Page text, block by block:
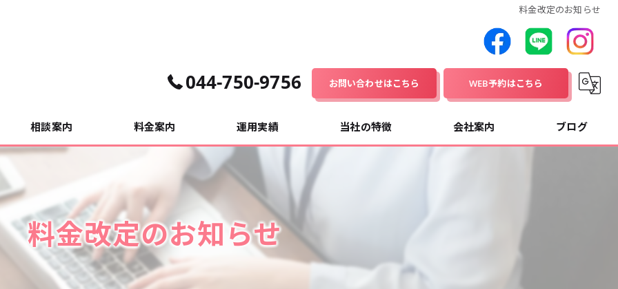
料金改定のお知らせ
044-750-9756 お問い合わせはこちら WEB予約はこちら
相談案内 料金案内 運用実績 当社の特徴
保険
会社案内 ブログ
料金改定のお知らせ